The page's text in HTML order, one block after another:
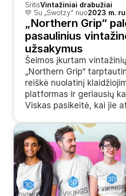
SritisVintažiniai drabužiai
💛 Su „Swotzy“ nuo2023 m.
„Northern Grip“
pasaulinius
užsakymus
Šeimos įkurtam
„Northern Grip“
reiškė nuolatinį
platformas ir geriausių
Viskas pasikeitė, kai jie